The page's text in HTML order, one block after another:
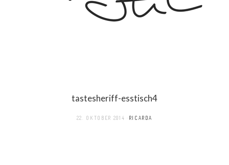
tastesheriff-esstisch4
22. OKTOBER 2014 RICARDA